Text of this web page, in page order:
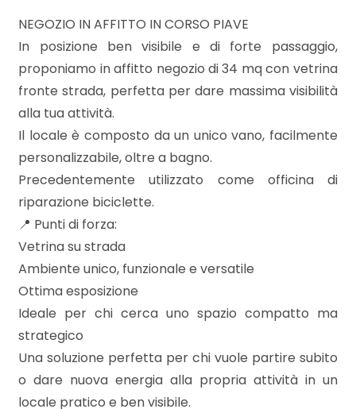
NEGOZIO IN AFFITTO IN CORSO PIAVE
In posizione ben visibile e di forte passaggio,
proponiamo in affitto negozio di 34 mq con vetrina
fronte strada, perfetta per dare massima visibilità
alla tua attività.
Il locale è composto da un unico vano, facilmente
personalizzabile, oltre a bagno.
Precedentemente utilizzato come officina di
riparazione biciclette.
📍 Punti di forza:
Vetrina su strada
Ambiente unico, funzionale e versatile
Ottima esposizione
Ideale per chi cerca uno spazio compatto ma
strategico
Una soluzione perfetta per chi vuole partire subito
o dare nuova energia alla propria attività in un
locale pratico e ben visibile.
Totale
mq
Locali
minimi
Qualsiasi
1